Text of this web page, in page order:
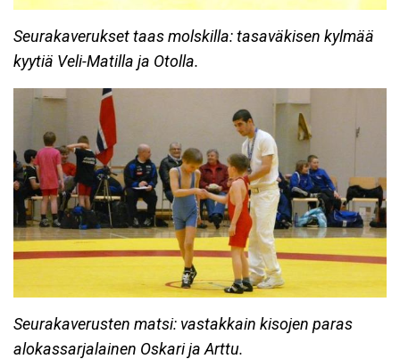
Seurakaverukset taas molskilla: tasaväkisen kylmää
kyytiä Veli-Matilla ja Otolla.
Seurakaverusten matsi: vastakkain kisojen paras
alokassarjalainen Oskari ja Arttu.